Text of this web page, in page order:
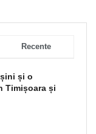
Recente
și o
Timișoara și